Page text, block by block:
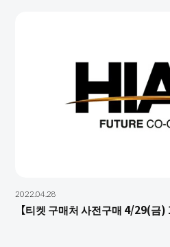
2022.04.28
【티켓 구매처 사전구매 4/29(